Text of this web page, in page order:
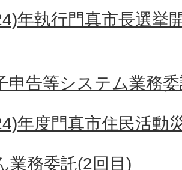
年執行門真市長選挙
申告等システム業務
年度門真市住民活動
業務委託(2回目)